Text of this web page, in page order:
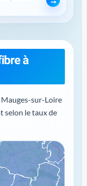
à
sur-Loire
selon le taux de